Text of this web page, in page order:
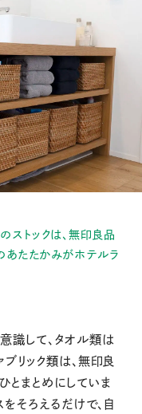
ストックは、無印良品
あたたかみがホテルラ
識して、タオル類は
リック類は、無印良
とまとめにしていま
そろえるだけで、自